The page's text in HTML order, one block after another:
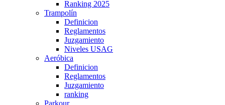
Ranking 2025
Trampolín
Definicion
Reglamentos
Juzgamiento
Niveles USAG
Aeróbica
Definicion
Reglamentos
Juzgamiento
ranking
Parkour